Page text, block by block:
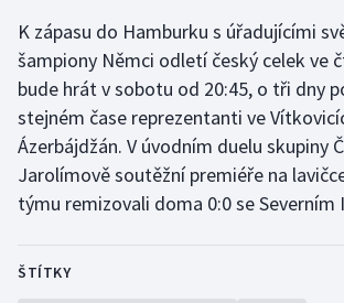
Motorsport
Olympijské hry
Parasport
Plážový volejbal
K zápasu do Hamburku s úřadujícími
šampiony Němci odletí český celek ve
bude hrát v sobotu od 20:45, o tři dny
stejném čase reprezentanti ve
Ázerbájdžán. V úvodním duelu skupiny
Jarolímově soutěžní premiéře na
týmu remizovali doma 0:0 se Severním
ŠTÍTKY